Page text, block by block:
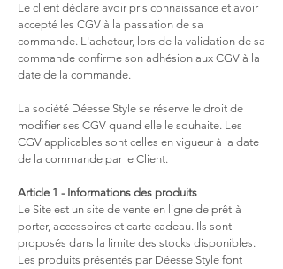
Le client déclare avoir pris connaissance et avoir
accepté les CGV à la passation de sa
commande. L'acheteur, lors de la validation de sa
commande confirme son adhésion aux CGV à la
date de la commande.
La société Déesse Style se réserve le droit de
modifier ses CGV quand elle le souhaite. Les
CGV applicables sont celles en vigueur à la date
de la commande par le Client.
Article 1 - Informations des produits
Le Site est un site de vente en ligne de prêt-à-
porter, accessoires et carte cadeau. Ils sont
proposés dans la limite des stocks disponibles.
Les produits présentés par Déesse Style font